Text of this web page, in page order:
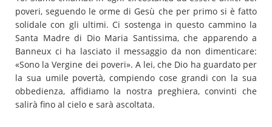
poveri, seguendo le orme di Gesù che per primo si è fatto
solidale con gli ultimi. Ci sostenga in questo cammino la
Santa Madre di Dio Maria Santissima, che apparendo a
Banneux ci ha lasciato il messaggio da non dimenticare:
«Sono la Vergine dei poveri». A lei, che Dio ha guardato per
la sua umile povertà, compiendo cose grandi con la sua
obbedienza, affidiamo la nostra preghiera, convinti che
salirà fino al cielo e sarà ascoltata.